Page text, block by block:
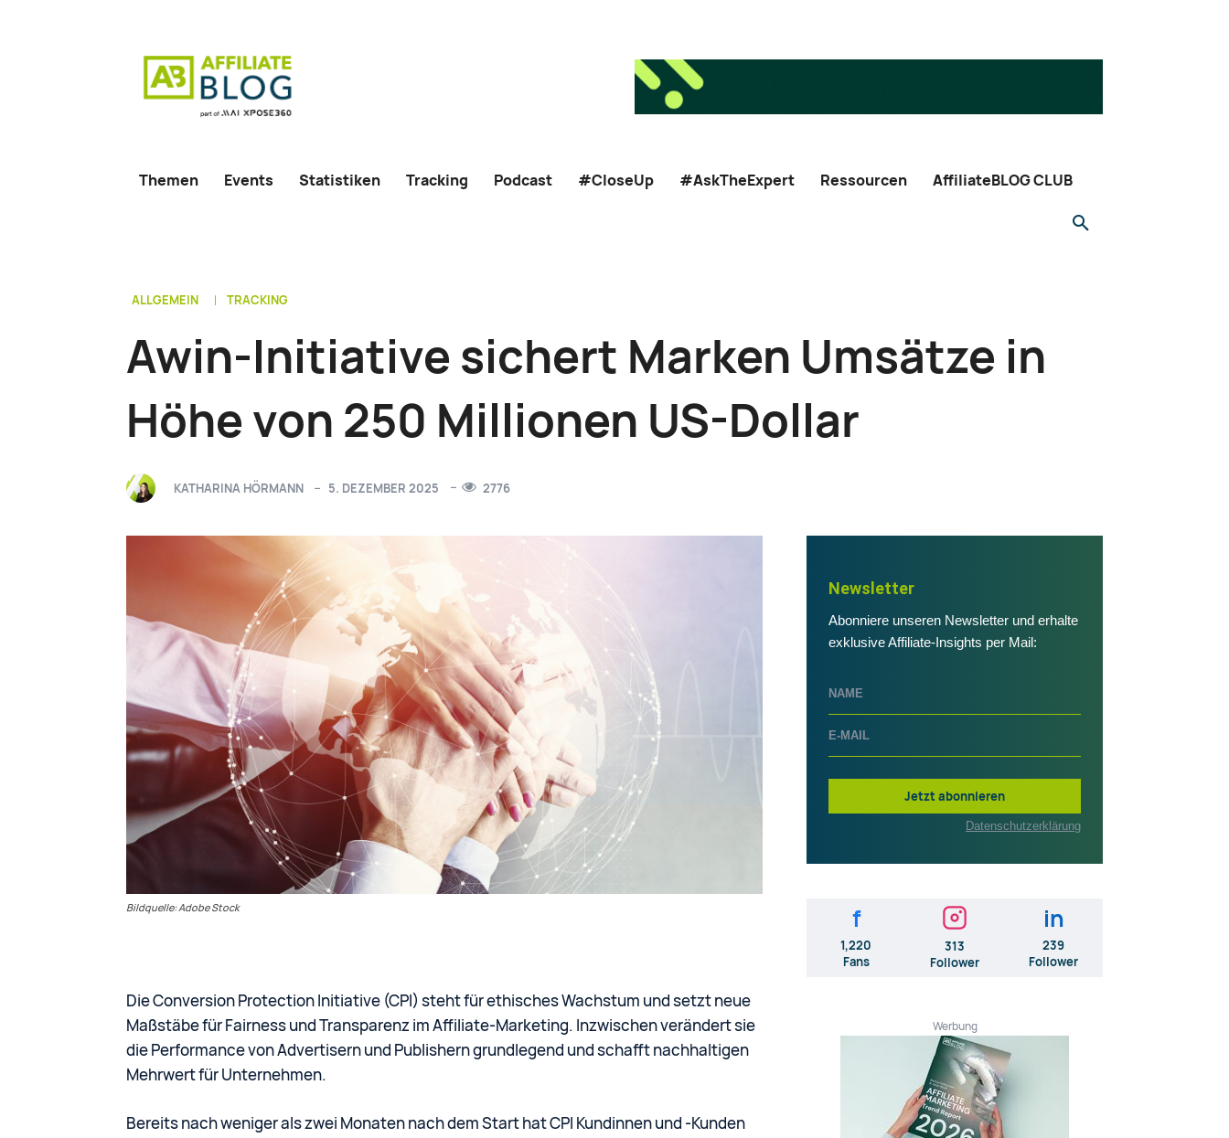
Themen Events Statistiken Tracking Podcast #CloseUp #AskTheExpert Ressourcen AffiliateBLOG CLUB
ALLGEMEIN TRACKING
Awin-Initiative sichert Marken Umsätze in
Höhe von 250 Millionen US-Dollar
KATHARINA HÖRMANN 5. DEZEMBER 2025 2776
Bildquelle: Adobe Stock
Die Conversion Protection Initiative (CPI) steht für ethisches Wachstum und setzt neue
Maßstäbe für Fairness und Transparenz im Affiliate-Marketing. Inzwischen verändert sie
die Performance von Advertisern und Publishern grundlegend und schafft nachhaltigen
Mehrwert für Unternehmen.
Bereits nach weniger als zwei Monaten nach dem Start hat CPI Kundinnen und -Kunden
Newsletter
Abonniere unseren Newsletter und erhalte
exklusive Affiliate-Insights per Mail:
Jetzt abonnieren
Datenschutzerklärung
f
1,220
Fans
313
Follower
in
239
Follower
Werbung